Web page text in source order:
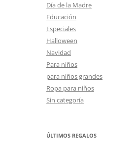
Día de la Madre
Educación
Especiales
Halloween
Navidad
Para niños
para niños grandes
Ropa para niños
Sin categoría
ÚLTIMOS REGALOS